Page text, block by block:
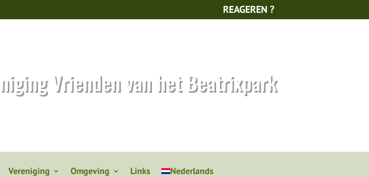
REAGEREN ?
Vrienden van het Beatrixpark
Vereniging Omgeving Links Nederlands